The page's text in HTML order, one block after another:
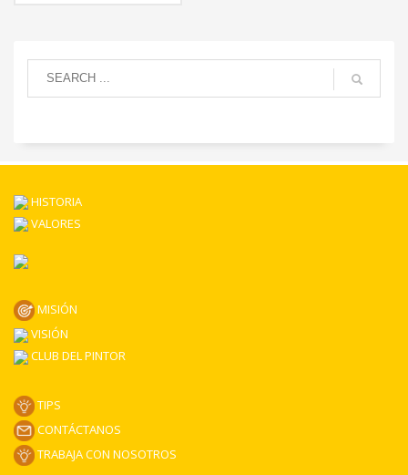
HISTORIA
VALORES
MISIÓN
VISIÓN
CLUB DEL PINTOR
TIPS
CONTÁCTANOS
TRABAJA CON NOSOTROS